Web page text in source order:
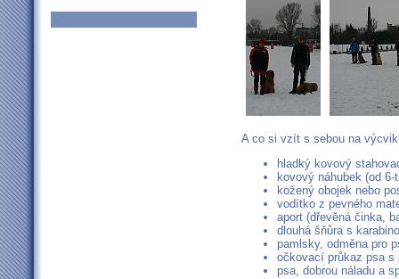
A co si vzít s sebou na
hladký kovový
kovový náhubek (od
kožený obojek nebo
vodítko z pevného
aport (dřevěná činka,
dlouhá šňůra s
pamlsky, odměna pro
očkovací průkaz psa s
psa, dobrou náladu a